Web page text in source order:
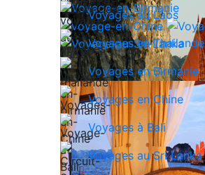
Voyages au Laos
Voyages en Thailande
Voyages en Birmanie
Voyages en Chine
Voyages à Bali
Voyages au Sri Lanka